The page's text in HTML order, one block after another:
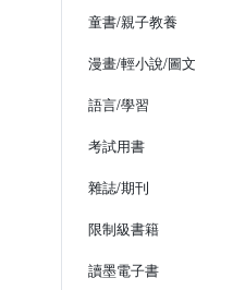
童書/親子教養
漫畫/輕小說/圖文
語言/學習
考試用書
雜誌/期刊
限制級書籍
讀墨電子書